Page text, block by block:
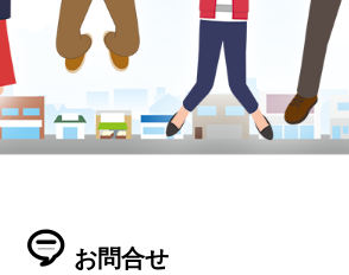
お問合せ